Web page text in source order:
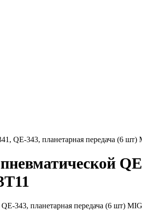
QE-343, планетарная передача (6